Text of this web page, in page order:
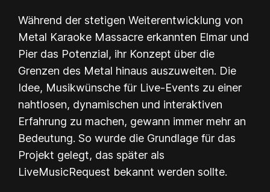
Während der stetigen Weiterentwicklung von
Metal Karaoke Massacre erkannten Elmar und
Pier das Potenzial, ihr Konzept über die
Grenzen des Metal hinaus auszuweiten. Die
Idee, Musikwünsche für Live-Events zu einer
nahtlosen, dynamischen und interaktiven
Erfahrung zu machen, gewann immer mehr an
Bedeutung. So wurde die Grundlage für das
Projekt gelegt, das später als
LiveMusicRequest bekannt werden sollte.